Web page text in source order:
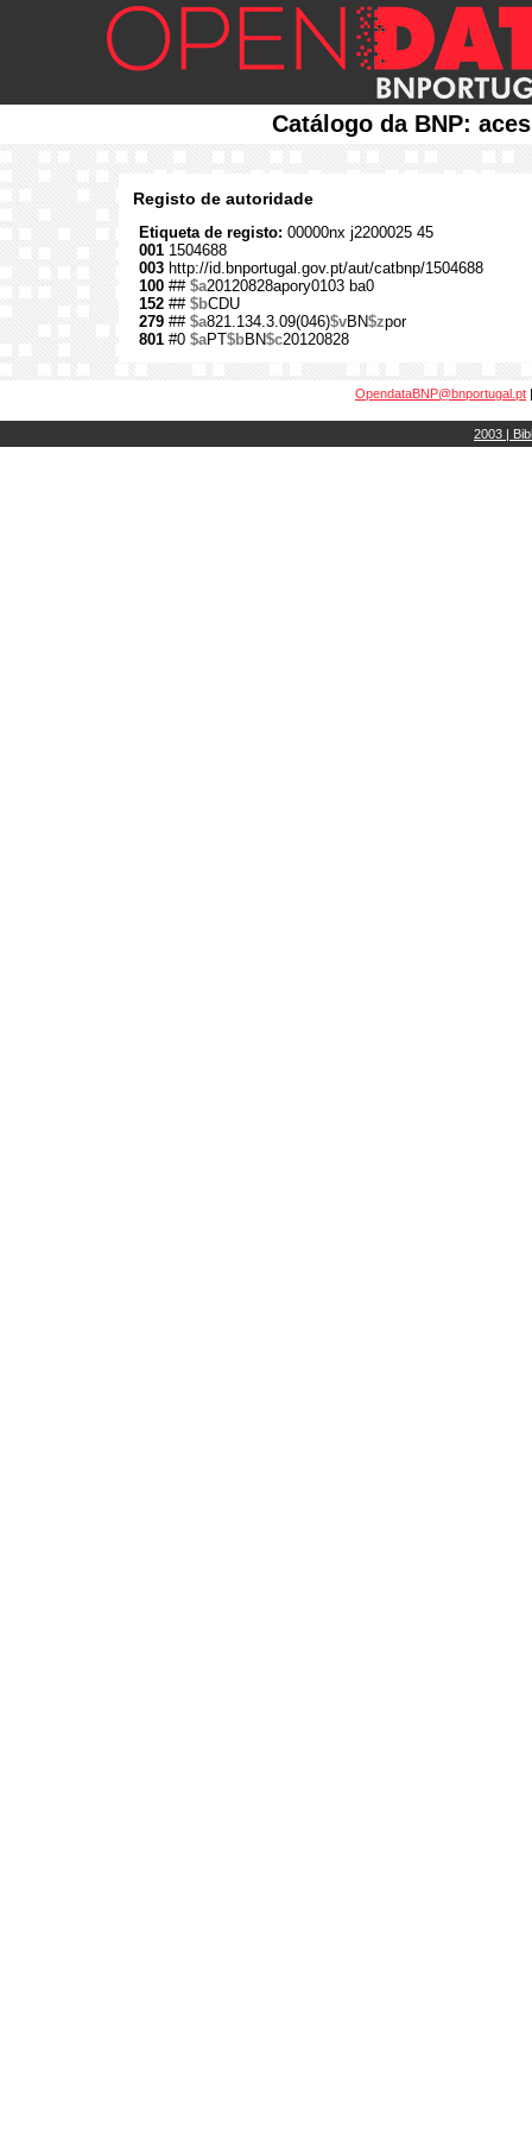
Catálogo da BNP:
Registo de autoridade
Etiqueta de registo: 00000nx j2200025 45
001 1504688
003 http://id.bnportugal.gov.pt/aut/catbnp/1504688
100 ## $a20120828apory0103 ba0
152 ## $bCDU
279 ## $a821.134.3.09(046)$vBN$zpor
801 #0 $aPT$bBN$c20120828
OpendataBNP@bnportugal.pt
2003 |